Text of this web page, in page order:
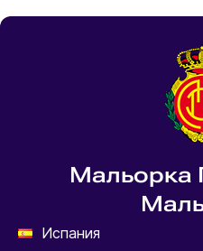
Мальорка
Испания